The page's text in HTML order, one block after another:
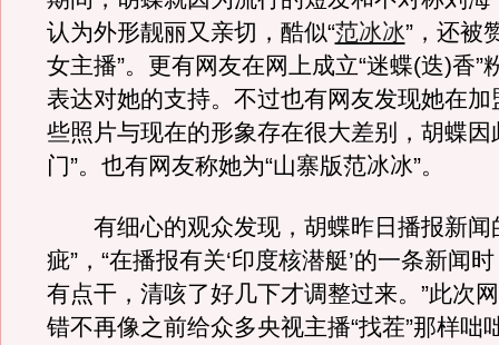
认为外形靓丽又亲切，酷似“范冰冰”，还被
女主播”。更有网友在网上成立“迷蝶(迭)香”
表达对她的支持。不过也有网友发现她在加
些照片与现在的形象存在很大差别，胡蝶因
门”。也有网友称她为“山寨版范冰冰”。
有细心的观众发现，胡蝶昨日播报新闻
疵”，“在播报有关‘印度核潜艇’的一条新闻
有点干，清咳了好几下才调整过来。”此次
错不再像之前给众多央视主播“找茬”那样咄